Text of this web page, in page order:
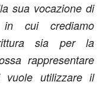
sua vocazione di
cui crediamo
sia per la
rappresentare
vuole utilizzare il